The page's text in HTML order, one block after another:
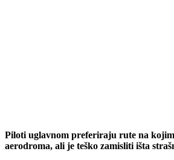
Piloti uglavnom preferiraju rute na
aerodroma, ali je teško zamisliti išta